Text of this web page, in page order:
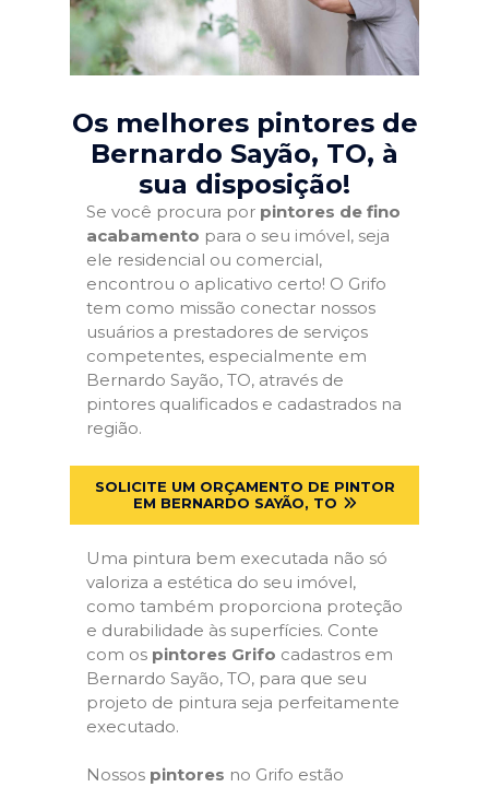
Os melhores pintores de
Bernardo Sayão, TO, à
sua disposição!
Se você procura por pintores de fino
acabamento para o seu imóvel, seja
ele residencial ou comercial,
encontrou o aplicativo certo! O Grifo
tem como missão conectar nossos
usuários a prestadores de serviços
competentes, especialmente em
Bernardo Sayão, TO, através de
pintores qualificados e cadastrados na
região.
SOLICITE UM ORÇAMENTO DE PINTOR
EM BERNARDO SAYÃO, TO
Uma pintura bem executada não só
valoriza a estética do seu imóvel,
como também proporciona proteção
e durabilidade às superfícies. Conte
com os pintores Grifo cadastros em
Bernardo Sayão, TO, para que seu
projeto de pintura seja perfeitamente
executado.
Nossos pintores no Grifo estão